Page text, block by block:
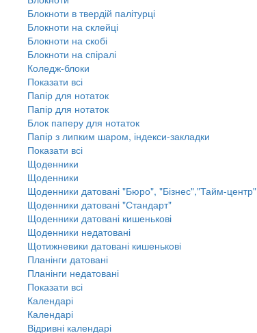
Блокноти в твердій палітурці
Блокноти на склейці
Блокноти на скобі
Блокноти на спіралі
Коледж-блоки
Показати всі
Папір для нотаток
Папір для нотаток
Блок паперу для нотаток
Папір з липким шаром, індекси-закладки
Показати всі
Щоденники
Щоденники
Щоденники датовані "Бюро", "Бізнес","Тайм-центр"
Щоденники датовані "Стандарт"
Щоденники датовані кишенькові
Щоденники недатовані
Щотижневики датовані кишенькові
Планінги датовані
Планінги недатовані
Показати всі
Календарі
Календарі
Відривні календарі